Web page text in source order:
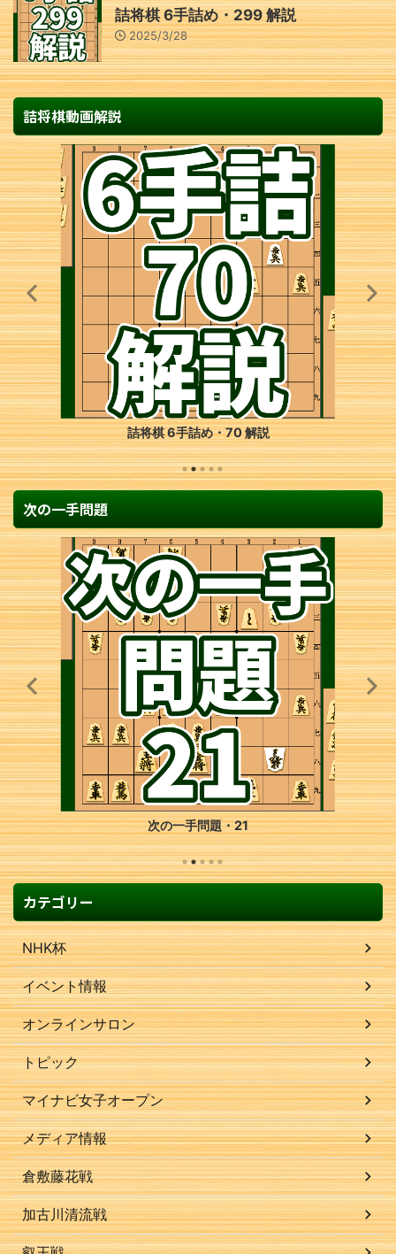
詰将棋 6手詰め・299 解説
2025/3/28
詰将棋動画解説
詰将棋 6手詰め・70 解説
次の一手問題
次の一手問題・21
カテゴリー
NHK杯
イベント情報
オンラインサロン
トピック
マイナビ女子オープン
メディア情報
倉敷藤花戦
加古川清流戦